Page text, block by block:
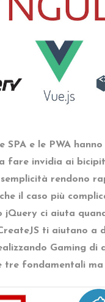
SPA e le PWA
fare invidia ai
semplicità rendono
il caso più
jQuery ci aiuta
ti aiutano a
Gaming di
tre fondamentali